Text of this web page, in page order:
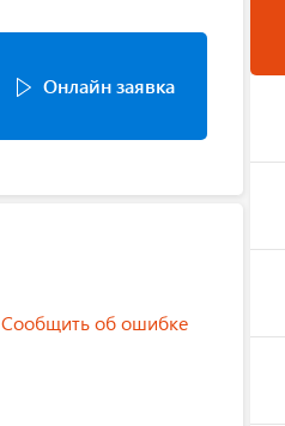
Онлайн заявка
Сообщить об ошибке